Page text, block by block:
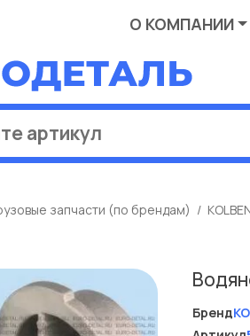
О КОМПАНИИ
запчасти (по брендам)
Бренд